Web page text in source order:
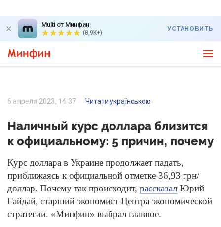
Multi от Минфин
(8,9K+)
УСТАНОВИТЬ
6 апреля 2023, 14:37 Читати українською
Наличный курс доллара близится
к официальному: 5 причин, почему
Курс доллара в Украине продолжает падать,
приближаясь к официальной отметке 36,93 грн/
доллар. Почему так происходит, рассказал Юрий
Гайдай, старший экономист Центра экономической
стратегии. «Минфин» выбрал главное.